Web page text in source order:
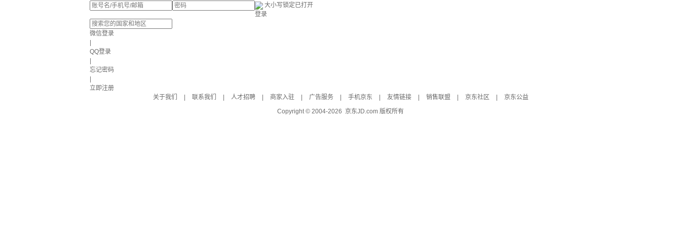
大小写锁定已打开
登录
微信登录
QQ登录
忘记密码
立即注册
关于我们
联系我们 人才招聘 商家入驻 广告服务 手机京东 友情链接 销售联盟 京东社区
京东公益
Copyright © 2004-2026 京东JD.com 版权所有